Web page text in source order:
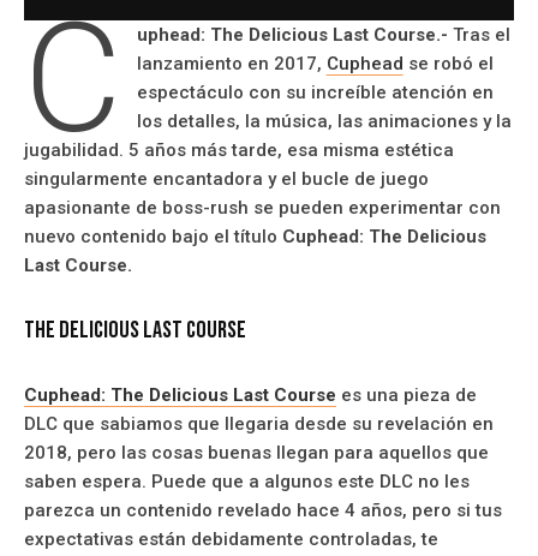
C uphead: The Delicious Last Course.- Tras el
lanzamiento en 2017, Cuphead se robó el
espectáculo con su increíble atención en
los detalles, la música, las animaciones y la
jugabilidad. 5 años más tarde, esa misma estética
singularmente encantadora y el bucle de juego
apasionante de boss-rush se pueden experimentar con
nuevo contenido bajo el título Cuphead: The Delicious
Last Course.
The Delicious Last Course
Cuphead: The Delicious Last Course es una pieza de
DLC que sabiamos que llegaria desde su revelación en
2018, pero las cosas buenas llegan para aquellos que
saben espera. Puede que a algunos este DLC no les
parezca un contenido revelado hace 4 años, pero si tus
expectativas están debidamente controladas, te